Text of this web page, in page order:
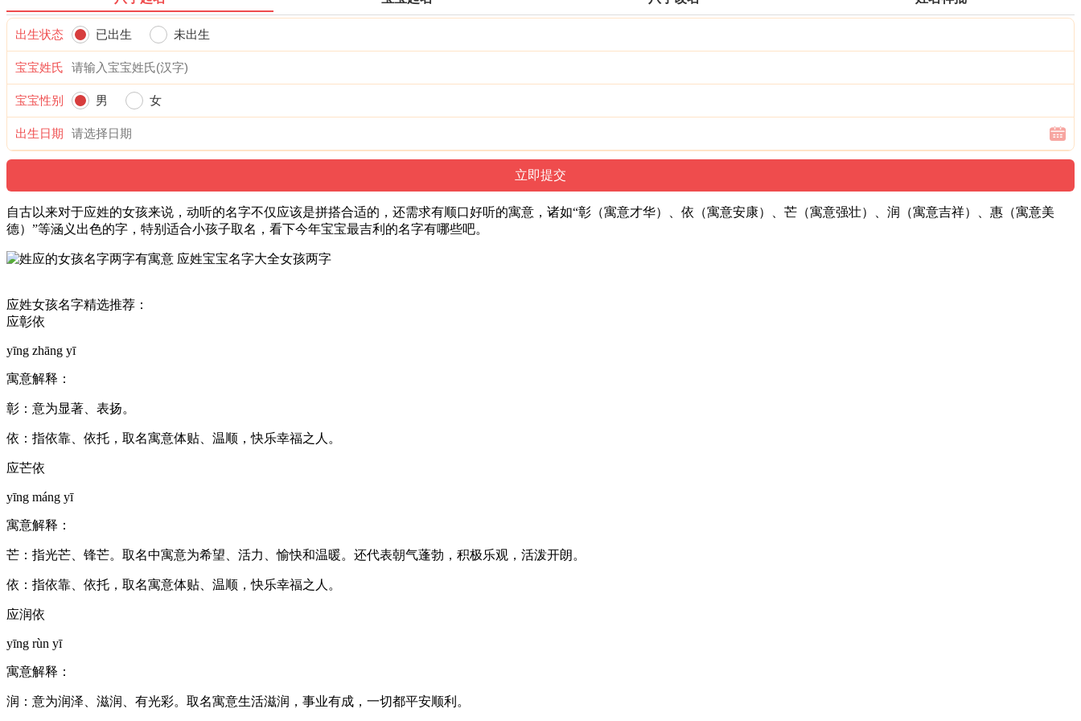
出生状态 已出生 未出生
宝宝姓氏
宝宝性别 男 女
出生日期
自古以来对于应姓的女孩来说，动听的名字不仅应该是拼搭合适的，还需求有顺口好听的寓意，诸如“彰（寓意才华）、依（寓意安康）、芒（寓意强壮）、润（寓意吉祥）、惠（寓意美
德）”等涵义出色的字，特别适合小孩子取名，看下今年宝宝最吉利的名字有哪些吧。
应姓女孩名字精选推荐：
应彰依
yīng zhāng yī
寓意解释：
彰：意为显著、表扬。
依：指依靠、依托，取名寓意体贴、温顺，快乐幸福之人。
应芒依
yīng máng yī
寓意解释：
芒：指光芒、锋芒。取名中寓意为希望、活力、愉快和温暖。还代表朝气蓬勃，积极乐观，活泼开朗。
依：指依靠、依托，取名寓意体贴、温顺，快乐幸福之人。
应润依
yīng rùn yī
寓意解释：
润：意为润泽、滋润、有光彩。取名寓意生活滋润，事业有成，一切都平安顺利。